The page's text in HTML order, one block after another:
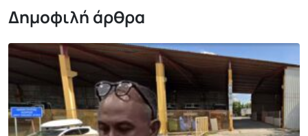
Δημοφιλή άρθρα